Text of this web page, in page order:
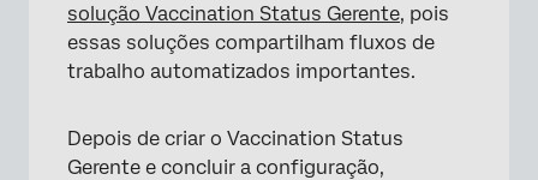
solução Vaccination Status Gerente, pois
essas soluções compartilham fluxos de
trabalho automatizados importantes.
Depois de criar o Vaccination Status
Gerente e concluir a configuração,